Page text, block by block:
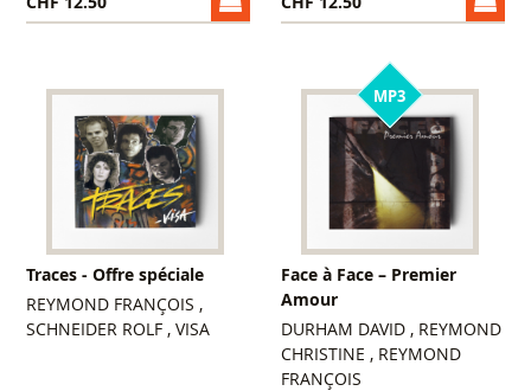
Traces - Offre spéciale
REYMOND FRANÇOIS ,
SCHNEIDER ROLF , VISA
MP3
Face à Face – Premier
Amour
DURHAM DAVID , REYMOND
CHRISTINE , REYMOND
FRANÇOIS